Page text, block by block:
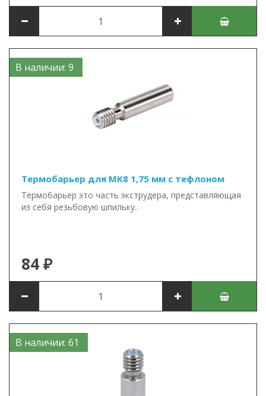
В наличии: 9
Термобарьер для MK8 1,75 мм с тефлоном
Термобарьер это часть экструдера, представляющая
из себя резьбовую шпильку..
84 ₽
В наличии: 61